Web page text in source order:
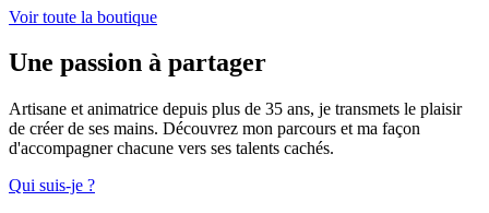
Voir toute la boutique
Une passion à partager
Artisane et animatrice depuis plus de 35 ans, je transmets le plaisir
de créer de ses mains. Découvrez mon parcours et ma façon
d'accompagner chacune vers ses talents cachés.
Qui suis-je ?